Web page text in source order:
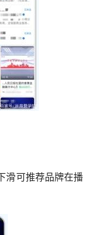
滑可推荐品牌在播